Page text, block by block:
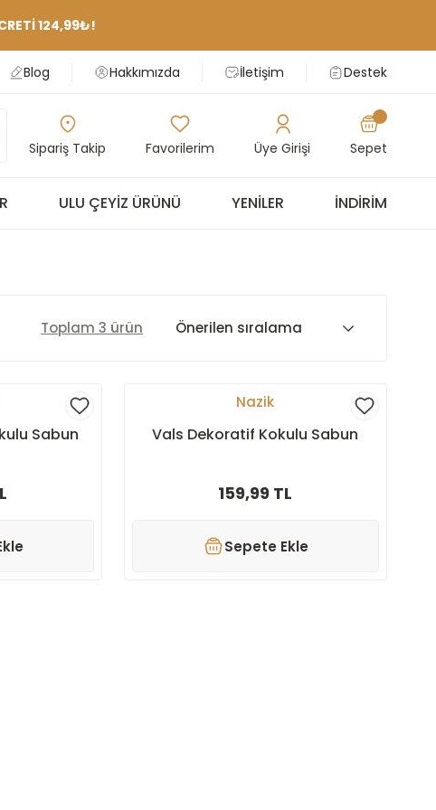
124,99₺!
Blog Hakkımızda İletişim Destek
Sipariş Takip Favorilerim Üye Girişi Sepet
ULU ÇEYIZ ÜRÜNÜ YENILER İNDIRIM
Toplam 3 ürün
Sabun
Nazik
Vals Dekoratif Kokulu Sabun
159,99 TL
Sepete Ekle